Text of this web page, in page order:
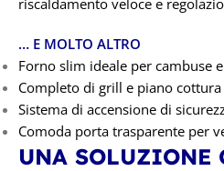
… E MOLTO ALTRO
Forno slim ideale per cambuse
Completo di grill e piano
Sistema di accensione di
Comoda porta trasparente per
UNA SOLUZIONE